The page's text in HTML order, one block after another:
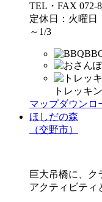
TEL・FAX 072-
定休日：火曜日
～1/3
トレッキ
マップダウンロ
ほしだの森
（交野市）
巨大吊橋に、ク
アクティビティ